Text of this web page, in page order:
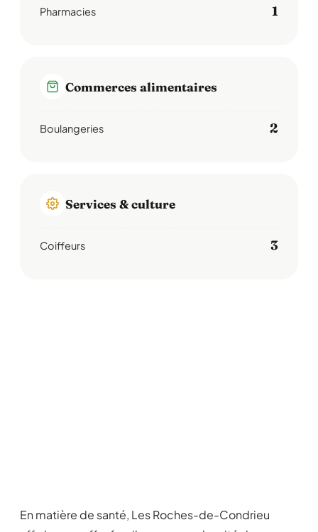
Pharmacies 1
Commerces alimentaires
Boulangeries 2
Services & culture
Coiffeurs 3
En matière de santé, Les Roches-de-Condrieu